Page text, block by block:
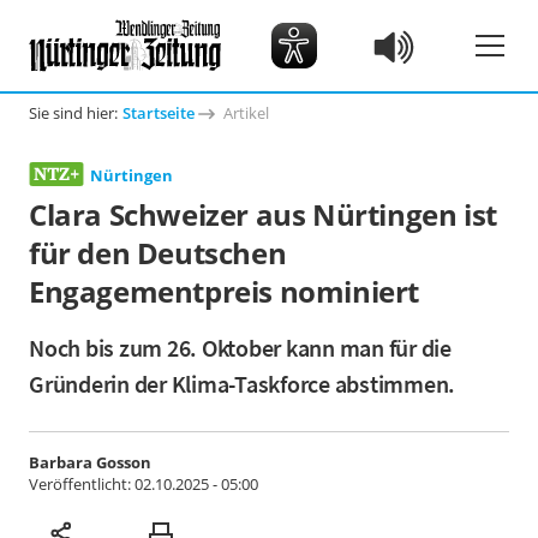
Sie sind hier: Startseite Artikel
Nürtingen
Clara Schweizer aus Nürtingen ist
für den Deutschen
Engagementpreis nominiert
Noch bis zum 26. Oktober kann man für die
Gründerin der Klima-Taskforce abstimmen.
Barbara Gosson
Veröffentlicht:02.10.2025 - 05:00